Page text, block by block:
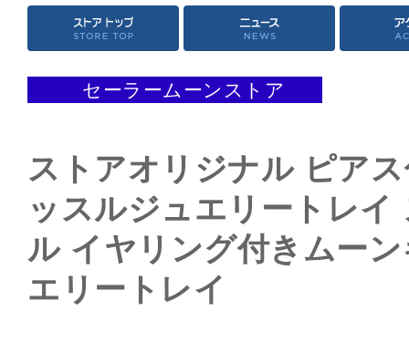
セーラームーンストア
ストアオリジナル ピア
ッスルジュエリートレイ
ル イヤリング付きムー
エリートレイ